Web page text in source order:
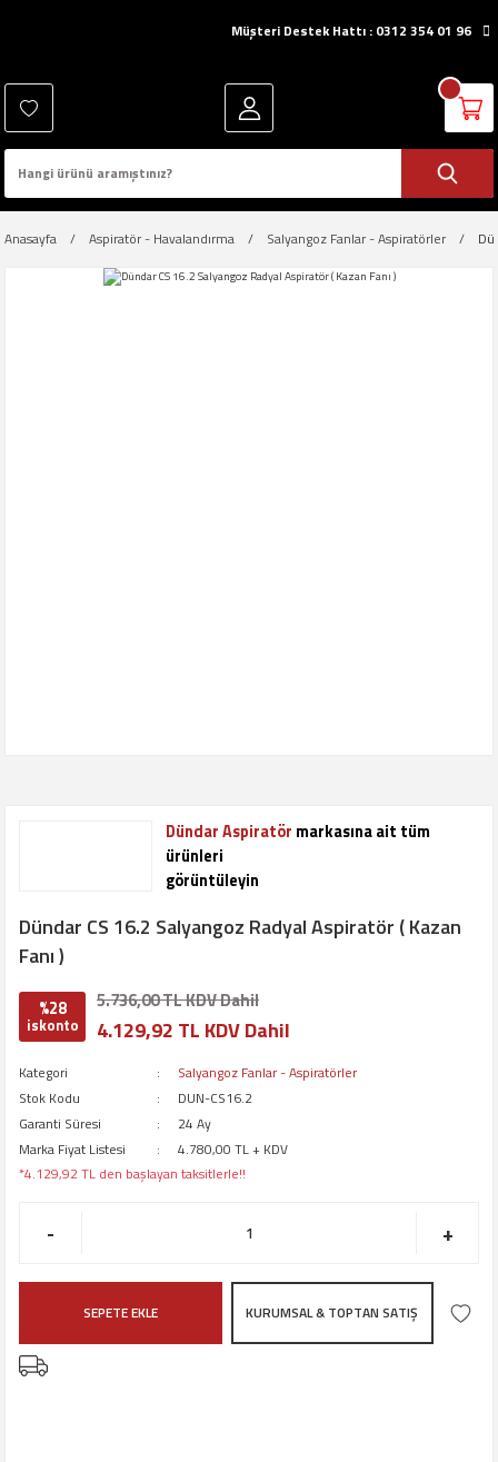
Müşteri Destek Hattı : 0312 354 01 96
Anasayfa Aspiratör - Havalandırma Salyangoz Fanlar - Aspiratörler
Dündar Aspiratör markasına ait tüm
ürünleri
görüntüleyin
Dündar CS 16.2 Salyangoz Radyal Aspiratör ( Kazan
Fanı )
%28
iskonto
5.736,00 TL KDV Dahil
4.129,92 TL KDV Dahil
Kategori
Salyangoz Fanlar - Aspiratörler
Stok Kodu
DUN-CS16.2
Garanti Süresi
24 Ay
Marka Fiyat Listesi
4.780,00 TL + KDV
*4.129,92 TL den başlayan taksitlerle!!
- +
SEPETE EKLE KURUMSAL & TOPTAN SATIŞ